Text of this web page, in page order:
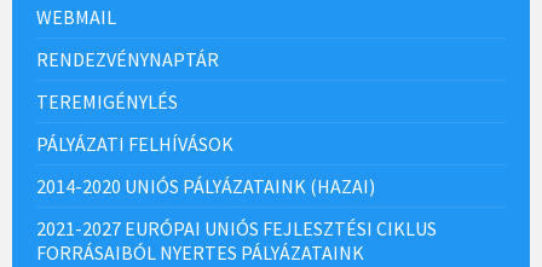
WEBMAIL
RENDEZVÉNYNAPTÁR
TEREMIGÉNYLÉS
PÁLYÁZATI FELHÍVÁSOK
2014-2020 UNIÓS PÁLYÁZATAINK (HAZAI)
2021-2027 EURÓPAI UNIÓS FEJLESZTÉSI CIKLUS
FORRÁSAIBÓL NYERTES PÁLYÁZATAINK